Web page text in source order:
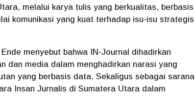
melalui karya tulis yang berkualitas, berbasis
komunikasi yang kuat terhadap isu-isu strategis
menyebut bahwa IN-Journal dihadirkan
dan media dalam menghadirkan narasi yang
yang berbasis data. Sekaligus sebagai sarana
Insan Jurnalis di Sumatera Utara dalam